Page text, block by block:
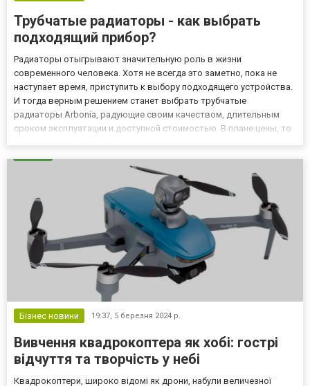
Трубчатые радиаторы - как выбрать
подходящий прибор?
Радиаторы отыгрывают значительную роль в жизни
современного человека. Хотя не всегда это заметно, пока не
наступает время, приступить к выбору подходящего устройства.
И тогда верным решением станет выбрать трубчатые
радиаторы Arbonia, радующие своим качеством, длительным
сроком эксплуатации и доступной стоимостью. В плане цены, то
Бізнес новини 19:37, 5 березня 2024 р.
Вивчення квадрокоптера як хобі: гострі
відчуття та творчість у небі
Квадрокоптери, широко відомі як дрони, набули величезної